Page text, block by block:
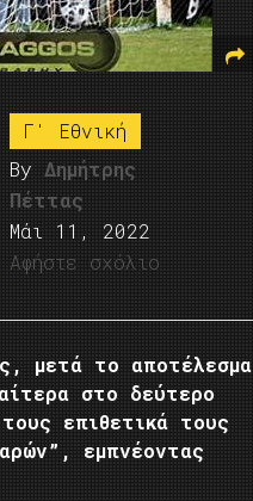
Γ' Εθνική
By Δημήτρης
Πέττας
Μάι 11, 2022
Αφήστε σχόλιο
μετά το αποτέλεσμα
στο δεύτερο
επιθετικά τους
εμπνέοντας